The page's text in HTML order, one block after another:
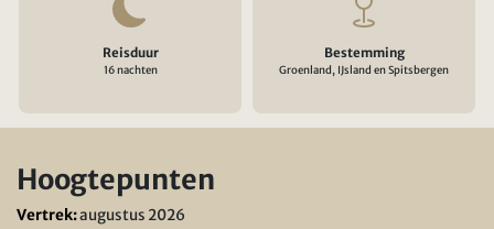
Reisduur
16 nachten
Bestemming
Groenland, IJsland en Spitsbergen
Hoogtepunten
Vertrek:augustus 2026